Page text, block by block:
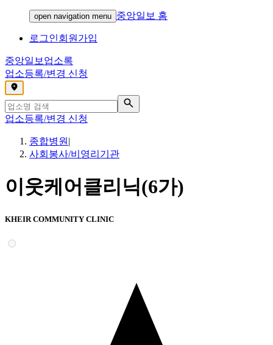
open navigation menu 중앙일보 홈
로그인회원가입
중앙일보 업소록
업소등록/변경 신청
,
업소등록/변경 신청
종합병원 |
사회봉사/비영리기관
이웃케어클리닉(6가)
KHEIR COMMUNITY CLINIC